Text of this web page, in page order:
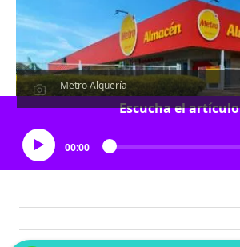
Metro Alquería
Escucha el artículo
00:00